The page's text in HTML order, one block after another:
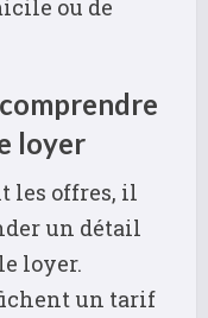
ou de
loyer
les offres, il
un détail
loyer.
un tarif